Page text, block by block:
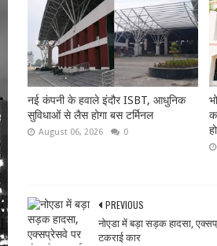
नई कंपनी के हवाले इंदौर ISBT, आधुनिक
सुविधाओं से लैस होगा बस टर्मिनल
August 06, 2026 0
PREVIOUS
नोएडा में बड़ा सड़क हादसा,
टकराई कार